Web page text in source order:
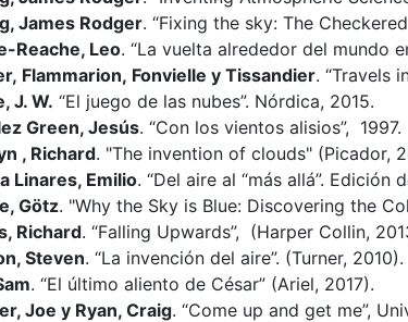
James Rodger. “Fixing the sky: The
Reache, Leo. “La vuelta alrededor del mundo
Flammarion, Fonvielle y Tissandier. “Travels
J. W. “El juego de las nubes”. Nórdica, 2015.
Green, Jesús. “Con los vientos alisios”, 1997.
, Richard. "The invention of clouds" (Picador,
Linares, Emilio. “Del aire al “más allá”.
Götz. "Why the Sky is Blue: Discovering the
Richard. “Falling Upwards”, (Harper Collin,
Steven. “La invención del aire”. (Turner, 2010).
. “El último aliento de César” (Ariel, 2017).
Joe y Ryan, Craig. “Come up and get me”,